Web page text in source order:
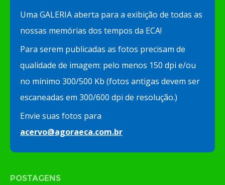
Uma GALERIA aberta para a exibição de todas as
nossas memórias dos tempos da ECA!
Para serem publicadas as fotos precisam de
qualidade de imagem: pelo menos 150 dpi e/ou
no mínimo 300/500 Kb (fotos antigas devem ser
escaneadas em 300/600 dpi de resolução.)
Envie suas fotos para
acervo@agoraeca.com.br
POSTAGENS